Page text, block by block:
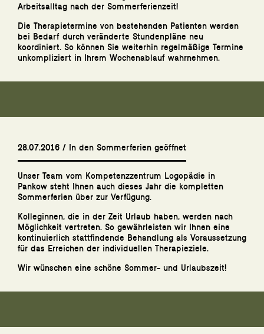
Arbeitsalltag nach der Sommerferienzeit!
Die Therapietermine von bestehenden Patienten werden
bei Bedarf durch veränderte Stundenpläne neu
koordiniert. So können Sie weiterhin regelmäßige Termine
unkompliziert in Ihrem Wochenablauf wahrnehmen.
28.07.2016 / In den Sommerferien geöffnet
Unser Team vom Kompetenzzentrum Logopädie in
Pankow steht Ihnen auch dieses Jahr die kompletten
Sommerferien über zur Verfügung.
Kolleginnen, die in der Zeit Urlaub haben, werden nach
Möglichkeit vertreten. So gewährleisten wir Ihnen eine
kontinuierlich stattfindende Behandlung als Voraussetzung
für das Erreichen der individuellen Therapieziele.
Wir wünschen eine schöne Sommer- und Urlaubszeit!